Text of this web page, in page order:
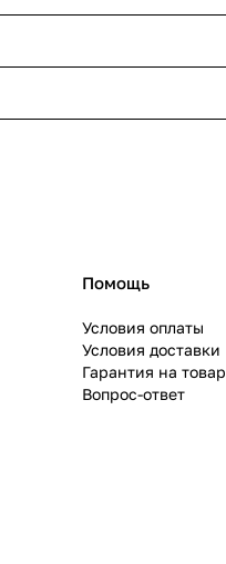
Помощь
Условия оплаты
Условия доставки
Гарантия на товар
Вопрос-ответ